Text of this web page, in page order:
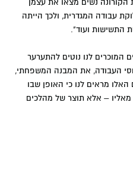
עבודה המגדרית, ולכך הייתה
התשישות ועוד".
המוכרים לנו נוטים להתערער
העבודה, את המבנה המשפחתי,
האלו מראים לנו כי האופן שבו
מאליו – אלא תוצר של מהלכים